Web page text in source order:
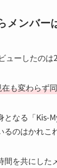
メンバー
ューしたのは
も変わらず
となる「Kis-
のはかれこ
を共にした